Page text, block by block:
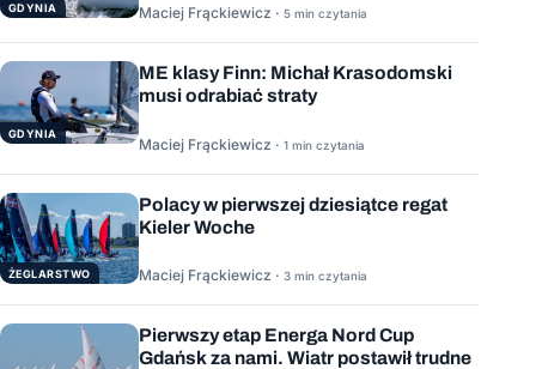
GDYNIA Maciej Frąckiewicz · 5 min czytania
GDYNIA
ME klasy Finn: Michał Krasodomski
musi odrabiać straty
Maciej Frąckiewicz · 1 min czytania
ŻEGLARSTWO
Polacy w pierwszej dziesiątce regat
Kieler Woche
Maciej Frąckiewicz · 3 min czytania
Pierwszy etap Energa Nord Cup
Gdańsk za nami. Wiatr postawił trudne